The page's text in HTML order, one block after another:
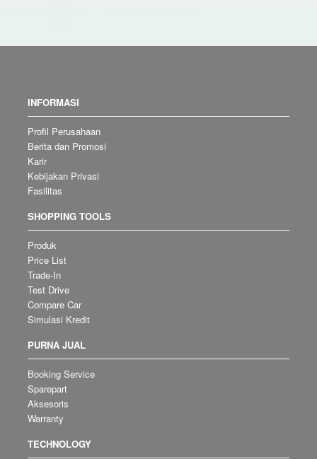
INFORMASI
Profil Perusahaan
Berita dan Promosi
Karir
Kebijakan Privasi
Fasilitas
SHOPPING TOOLS
Produk
Price List
Trade-In
Test Drive
Compare Car
Simulasi Kredit
PURNA JUAL
Booking Service
Sparepart
Aksesoris
Warranty
TECHNOLOGY